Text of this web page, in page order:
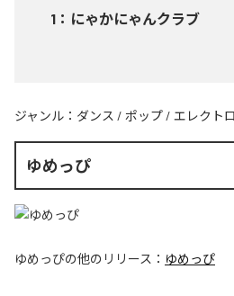
1 ： にゃかにゃんクラブ
ジャンル： ダンス / ポップ / エレクト
ゆめっぴ
ゆめっぴの他のリリース： ゆめっぴ